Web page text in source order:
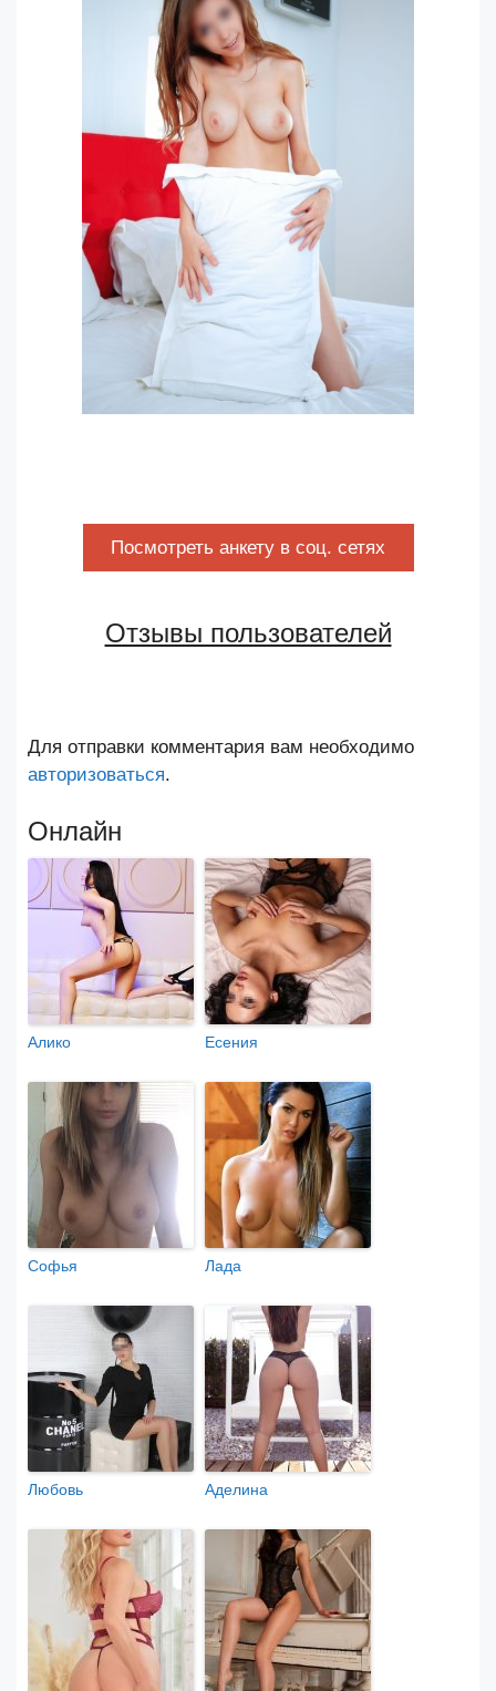
Посмотреть анкету в соц. сетях
Отзывы пользователей
Для отправки комментария вам необходимо
авторизоваться.
Онлайн
Алико Есения
Софья Лада
Любовь Аделина